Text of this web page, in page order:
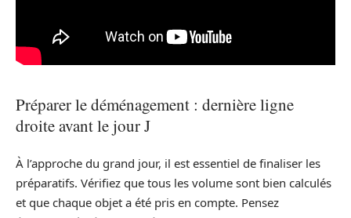
Préparer le déménagement : dernière ligne
droite avant le jour J
À l’approche du grand jour, il est essentiel de finaliser les
préparatifs. Vérifiez que tous les volume sont bien calculés
et que chaque objet a été pris en compte. Pensez